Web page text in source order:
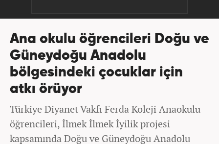
Ana okulu öğrencileri Doğu ve
Güneydoğu Anadolu
bölgesindeki çocuklar için
atkı örüyor
Türkiye Diyanet Vakfı Ferda Koleji Anaokulu
öğrencileri, İlmek İlmek İyilik projesi
kapsamında Doğu ve Güneydoğu Anadolu